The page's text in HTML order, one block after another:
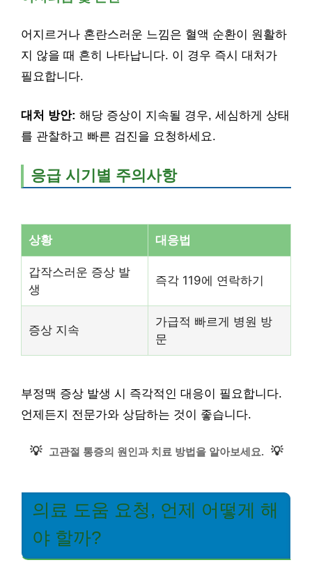
어지르거나 혼란스러운 느낌은 혈액 순환이 원활하
지 않을 때 흔히 나타납니다. 이 경우 즉시 대처가
필요합니다.
대처 방안: 해당 증상이 지속될 경우, 세심하게 상태
를 관찰하고 빠른 검진을 요청하세요.
응급 시기별 주의사항
상황 대응법
갑작스러운 증상 발
생
즉각 119에 연락하기
증상 지속
가급적 빠르게 병원 방
문
부정맥 증상 발생 시 즉각적인 대응이 필요합니다.
언제든지 전문가와 상담하는 것이 좋습니다.
💡 고관절 통증의 원인과 치료 방법을 알아보세요. 💡
의료 도움 요청, 언제 어떻게 해
야 할까?